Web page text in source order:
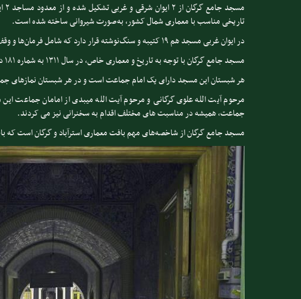
تاریخی مناسب با معماری شمال کشور، به‌صورت شیروانی ساخته شده است.
در ایوان غربی مسجد هم ۱۹ کتیبه و سنگ‌نوشته قرار دارد که شامل فرمان‌ها و وقف‌نامه‌هاست.
مسجد جامع گرگان با توجه به تاریخ و معماری خاص، در سال ۱۳۱۱ به شماره ۱۸۱ در فهرست آثار ملی کشور به ثبت رسیده است.
هر شبستان این مسجد دارای یک امام جماعت است و در هر شبستان نمازهای
مرحوم آیت الله علوی گرگانی و مرحوم آیت الله میبدی از امامان جماعت این
جماعت، همیشه در مناسبت های مختلف اقدام به سخنرانی نیز می کردند.
مسجد جامع گرگان از شاخصه‌های مهم بافت معماری استرآباد و گرگان است که